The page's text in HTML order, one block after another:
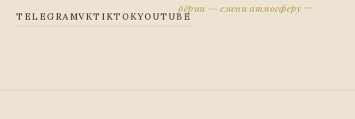
дёрни — смени атмосферу
TELEGRAMVKTIKTOKYOUTUBE